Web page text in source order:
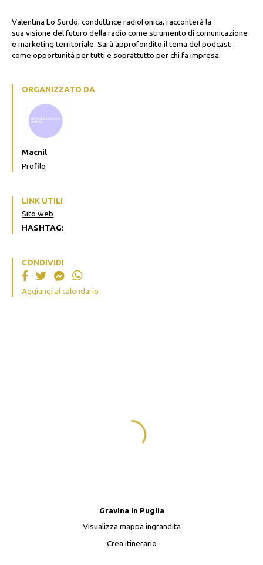
Valentina Lo Surdo, conduttrice radiofonica, racconterà la
suavisione del futuro della radio come strumento di comunicazione
e marketing territoriale. Sarà approfondito iltema del podcast
come opportunità per tutti e soprattutto per chi fa impresa.
ORGANIZZATO DA
Macnil
Profilo
LINK UTILI
Sito web
HASHTAG:
CONDIVIDI
Aggiungi al calendario
Gravina in Puglia
Visualizza mappa ingrandita
Crea itinerario